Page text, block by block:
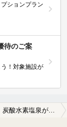
ションプラン
待のご案
！対象施設が
炭酸水素塩泉が楽しめる生駒山上駅近くの温泉、日帰り温泉、スーパー銭湯おすすめ